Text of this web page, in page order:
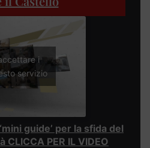
i
servizio
guide’ per la sfida del
PER IL VIDEO